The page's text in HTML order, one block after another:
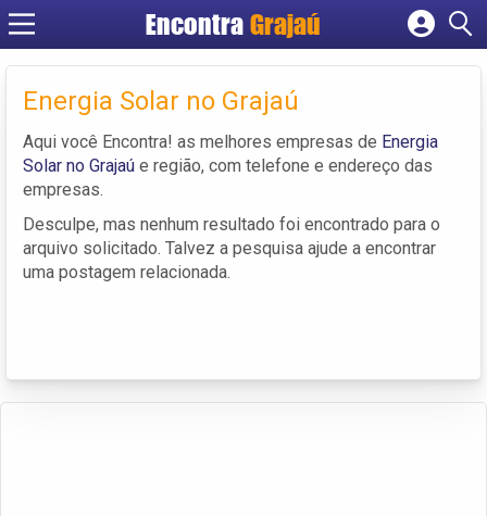
Encontra Grajaú
Cadastrar empresa
Criar conta
Energia Solar no Grajaú
Aqui você Encontra! as melhores empresas de Energia
Solar no Grajaú e região, com telefone e endereço das
empresas.
Desculpe, mas nenhum resultado foi encontrado para o
arquivo solicitado. Talvez a pesquisa ajude a encontrar
uma postagem relacionada.